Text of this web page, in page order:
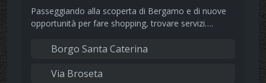
Passeggiando alla scoperta di Bergamo e di nuove
opportunità per fare shopping, trovare servizi….
Borgo Santa Caterina
Via Broseta